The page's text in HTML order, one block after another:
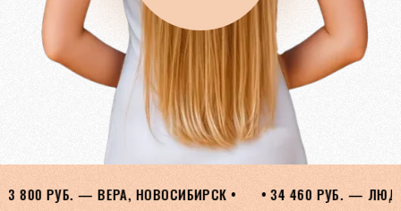
• 34 460 РУБ. — ЛЮДМИЛА, ОРЕНБУРГ • • 28 050 РУБ.